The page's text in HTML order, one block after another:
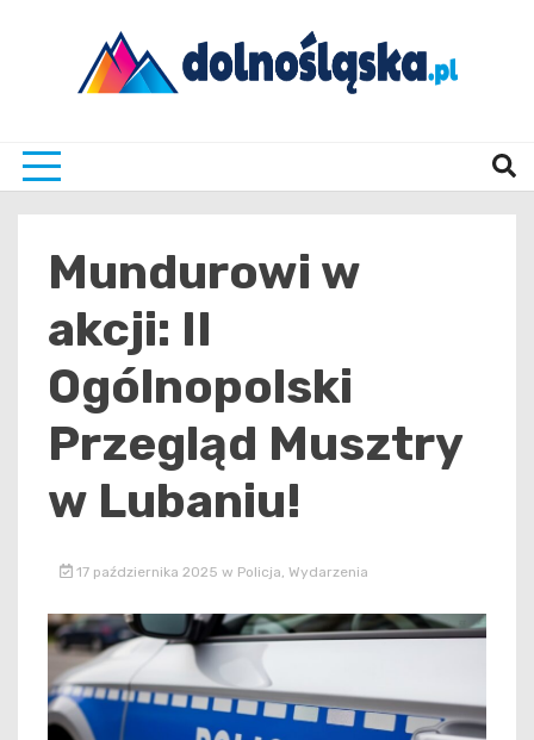
Mundurowi w
akcji: II
Ogólnopolski
Przegląd Musztry
w Lubaniu!
17 października 2025 w Policja Wydarzenia